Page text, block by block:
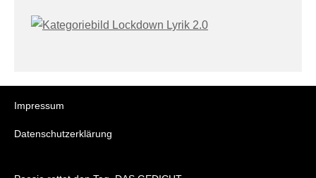
Impressum
Datenschutzerklärung